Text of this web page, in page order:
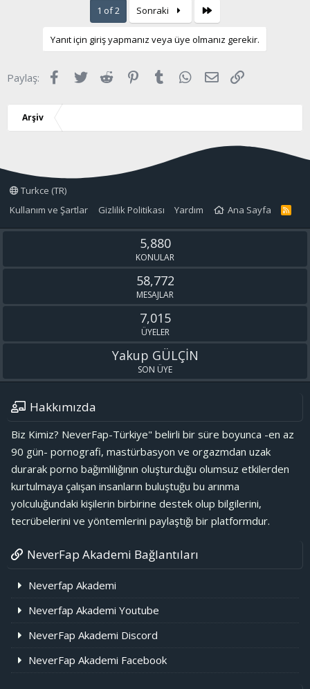
1 of 2 Sonraki Son
Yanıt için giriş yapmanız veya üye olmanız gerekir.
Paylaş: Facebook
Twitter Reddit Pinterest
Tumblr WhatsApp
E-posta
Arşiv
Turkce (TR)
Kullanım ve Şartlar
Gizlilik Politikası Yardım Ana Sayfa
R
S
5,880
KONULAR
58,772
MESAJLAR
7,015
ÜYELER
Yakup GÜLÇİN
SON ÜYE
Hakkımızda
Biz Kimiz? NeverFap-Türkiye" belirli bir süre boyunca -en az
90 gün- pornografi, mastürbasyon ve orgazmdan uzak
durarak porno bağımlılığının oluşturduğu olumsuz etkilerden
kurtulmaya çalışan insanların buluştuğu bu arınma
yolculuğundaki kişilerin birbirine destek olup bilgilerini,
tecrübelerini ve yöntemlerini paylaştığı bir platformdur.
NeverFap Akademi Bağlantıları
Neverfap Akademi
Neverfap Akademi Youtube
NeverFap Akademi Discord
NeverFap Akademi Facebook